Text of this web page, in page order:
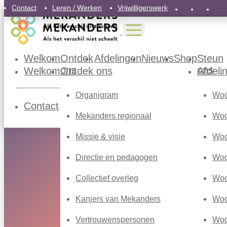
WelkomOntdek
ons
AfdelingenNieuwsShopSteun
ons
Contact
Contact Leren / Werken Vrijwilligerswerk
WelkomOntdek ons
Organigram
Mekanders regionaal
Missie & visie
Directie en pedagogen
Collectief overleg
Kanjers van Mekanders
Vertrouwenspersonen